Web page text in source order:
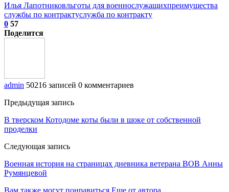
Илья Лапотниковльготы для военнослужащихпреимущества
службы по контрактуслужба по контракту
0 57
Поделится
admin 50216 записей 0 комментариев
Предыдущая запись
В тверском Котодоме коты были в шоке от собственной
проделки
Следующая запись
Военная история на страницах дневника ветерана ВОВ Анны
Румянцевой
Вам также могут понравиться Еще от автора